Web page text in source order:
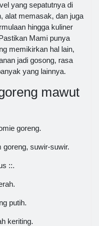
yang sepatutnya di
alat memasak, dan juga
hingga kuliner
Mami punya
memikirkan hal lain,
jadi gosong, rasa
yang lainnya.
mawut
goreng.
goreng, suwir-suwir.
::.
putih.
keriting.